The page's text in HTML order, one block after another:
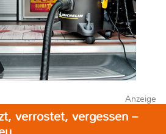
Anzeige
verrostet, vergessen –